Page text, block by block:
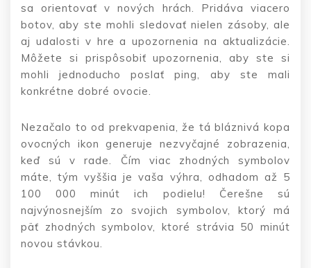
sa orientovať v nových hrách. Pridáva viacero
botov, aby ste mohli sledovať nielen zásoby, ale
aj udalosti v hre a upozornenia na aktualizácie.
Môžete si prispôsobiť upozornenia, aby ste si
mohli jednoducho poslať ping, aby ste mali
konkrétne dobré ovocie.
Nezačalo to od prekvapenia, že tá bláznivá kopa
ovocných ikon generuje nezvyčajné zobrazenia,
keď sú v rade. Čím viac zhodných symbolov
máte, tým vyššia je vaša výhra, odhadom až 5
100 000 minút ich podielu! Čerešne sú
najvýnosnejším zo svojich symbolov, ktorý má
päť zhodných symbolov, ktoré strávia 50 minút
novou stávkou.